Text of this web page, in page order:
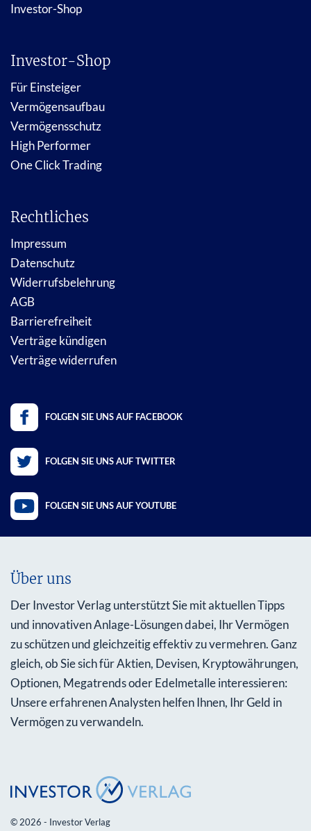
Investor-Shop
Investor-Shop
Für Einsteiger
Vermögensaufbau
Vermögensschutz
High Performer
One Click Trading
Rechtliches
Impressum
Datenschutz
Widerrufsbelehrung
AGB
Barrierefreiheit
Verträge kündigen
Verträge widerrufen
FOLGEN SIE UNS AUF FACEBOOK
FOLGEN SIE UNS AUF TWITTER
FOLGEN SIE UNS AUF YOUTUBE
Über uns
Der Investor Verlag unterstützt Sie mit aktuellen Tipps
und innovativen Anlage-Lösungen dabei, Ihr Vermögen
zu schützen und gleichzeitig effektiv zu vermehren. Ganz
gleich, ob Sie sich für Aktien, Devisen, Kryptowährungen,
Optionen, Megatrends oder Edelmetalle interessieren:
Unsere erfahrenen Analysten helfen Ihnen, Ihr Geld in
Vermögen zu verwandeln.
© 2026 - Investor Verlag